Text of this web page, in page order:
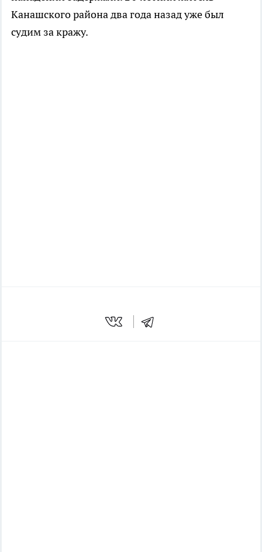
Канашского района два года назад уже был
судим за кражу.